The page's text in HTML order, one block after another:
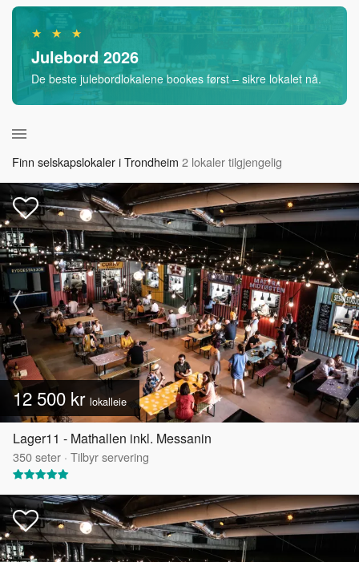
★ ★ ★
Julebord 2026
De beste julebordlokalene bookes først – sikre lokalet nå.
Finn selskapslokaler i Trondheim 2 lokaler tilgjengelig
12 500 kr lokalleie
Lager11 - Mathallen inkl. Messanin
350seter · Tilbyr servering